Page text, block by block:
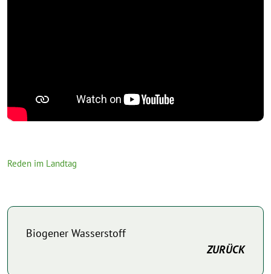
Reden im Landtag
Biogener Wasserstoff
ZURÜCK